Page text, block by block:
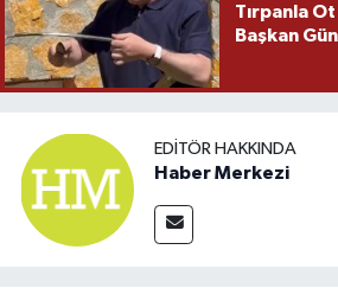
Tırpanla
Başkan
EDITÖR HAKKINDA
Haber Merkezi